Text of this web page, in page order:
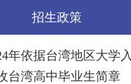
招生政策
年依据台湾地区大学
台湾高中毕业生简章